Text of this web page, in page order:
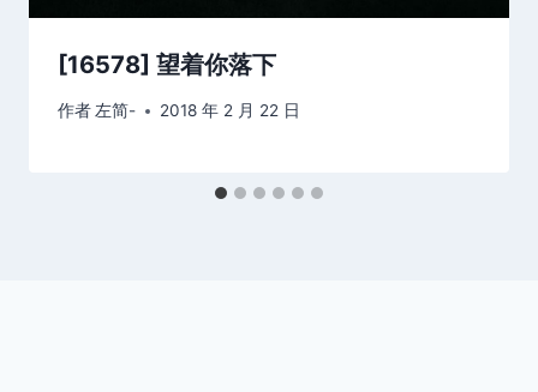
[16578] 望着你落下
作者左简- 2018 年 2 月 22 日